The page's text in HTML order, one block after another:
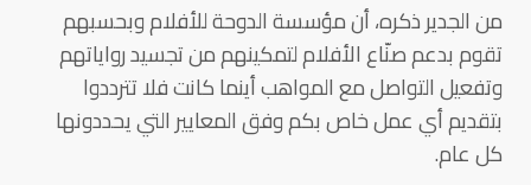
من الجدير ذكره، أن مؤسسة الدوحة للأفلام وبحسبهم
تقوم بدعم صنّاع الأفلام لتمكينهم من تجسيد رواياتهم
وتفعيل التواصل مع المواهب أينما كانت فلا تترددوا
بتقديم أي عمل خاص بكم وفق المعايير التي يحددونها
كل عام.